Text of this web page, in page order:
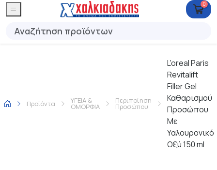
0
Προϊόντα ΥΓΕΙΑ &
ΟΜΟΡΦΙΑ
Περιποίηση
Προσώπου
L'oreal Paris
Revitalift
Filler Gel
Καθαρισμού
Προσώπου
Με
Υαλουρονικό
Οξύ 150 ml